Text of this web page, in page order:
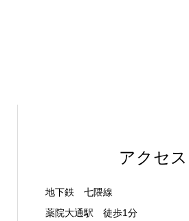
アクセス
地下鉄 七隈線
薬院大通駅 徒歩1分